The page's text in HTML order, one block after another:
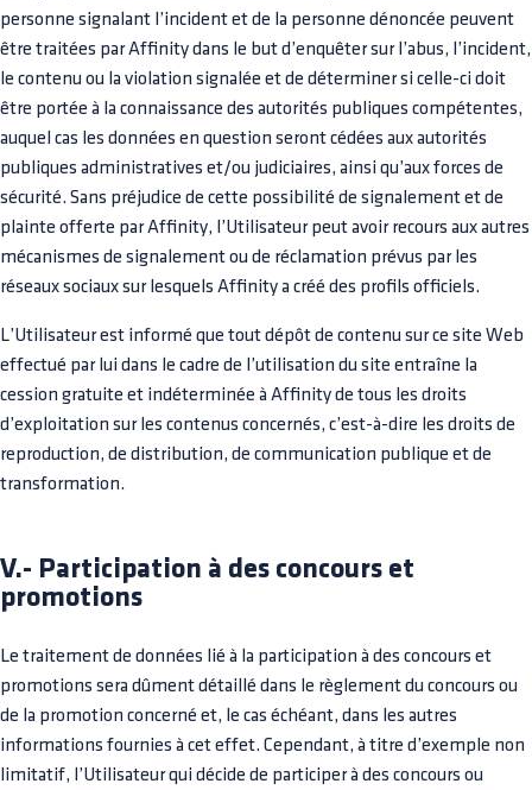
personne signalant l’incident et de la personne dénoncée peuvent
être traitées par Affinity dans le but d’enquêter sur l’abus, l’incident,
le contenu ou la violation signalée et de déterminer si celle-ci doit
être portée à la connaissance des autorités publiques compétentes,
auquel cas les données en question seront cédées aux autorités
publiques administratives et/ou judiciaires, ainsi qu’aux forces de
sécurité. Sans préjudice de cette possibilité de signalement et de
plainte offerte par Affinity, l’Utilisateur peut avoir recours aux autres
mécanismes de signalement ou de réclamation prévus par les
réseaux sociaux sur lesquels Affinity a créé des profils officiels.
L’Utilisateur est informé que tout dépôt de contenu sur ce site Web
effectué par lui dans le cadre de l’utilisation du site entraîne la
cession gratuite et indéterminée à Affinity de tous les droits
d’exploitation sur les contenus concernés, c’est-à-dire les droits de
reproduction, de distribution, de communication publique et de
transformation.
V.- Participation à des concours et
promotions
Le traitement de données lié à la participation à des concours et
promotions sera dûment détaillé dans le règlement du concours ou
de la promotion concerné et, le cas échéant, dans les autres
informations fournies à cet effet. Cependant, à titre d’exemple non
limitatif, l’Utilisateur qui décide de participer à des concours ou